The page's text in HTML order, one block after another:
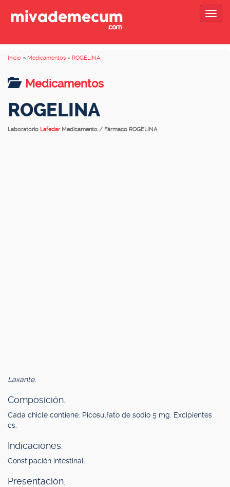
Inicio » Medicamentos » ROGELINA
Medicamentos
ROGELINA
Laboratorio Lafedar Medicamento / Fármaco ROGELINA
Laxante.
Composición.
Cada chicle contiene: Picosulfato de sodio 5 mg. Excipientes
cs.
Indicaciones.
Constipación intestinal.
Presentación.